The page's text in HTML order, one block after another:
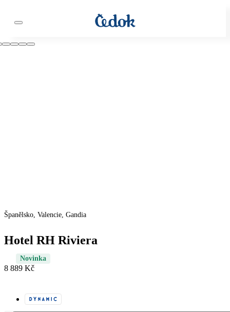
Španělsko, Valencie, Gandia
Hotel RH Riviera
Novinka
8 889 Kč